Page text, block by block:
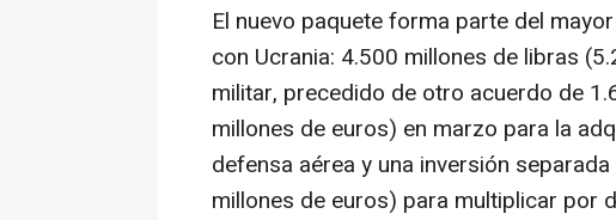
El nuevo paquete forma parte del
con Ucrania: 4.500 millones de libras
militar, precedido de otro acuerdo de
millones de euros) en marzo para la
defensa aérea y una inversión
millones de euros) para multiplicar por